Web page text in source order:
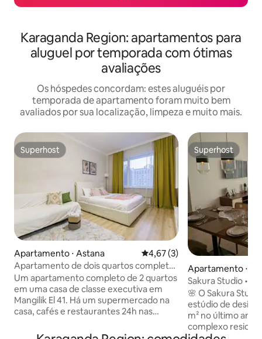
Karaganda Region: apartamentos para
aluguel por temporada com ótimas
avaliações
Os hóspedes concordam: estes aluguéis por
temporada de apartamento foram muito bem
avaliados por sua localização, limpeza e muito mais.
Superhost
Superhost
Apartamento ⋅ Astana 4,67 de uma avaliação média
4,67 (3)
Apartamento de dois quartos completo
no centro
Um apartamento completo de 2 quartos
em uma casa de classe executiva em
Mangilik El 41. Há um supermercado na
casa, cafés e restaurantes 24h nas
Jardim Botânico ficam a uma curta
Superhost
Superhost
Apartamento ⋅
Sakura Studio •
🌸 O Sakura
estúdio de design
m² no último
complexo